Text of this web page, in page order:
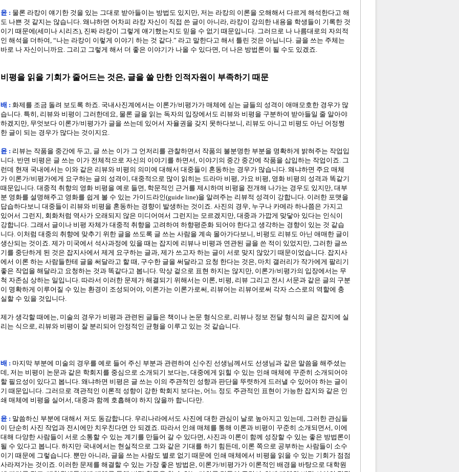
윤 : 물론 라캉이 얘기한 것을 있는 그대로 받아들이는 방법도 있지만, 저는 라캉의 이론을 오해해서 다르게 해석한다고 해
도 나쁜 것 같지는 않습니다. 왜냐하면 어차피 라캉 자신이 직접 쓴 글이 아니라, 라캉이 강의한 내용을 학생들이 기록한 것
이기 때문에(세미나 시리즈), 진짜 라캉이 그렇게 얘기했는지도 믿을 수 없기 때문입니다. 그러므로 나 나름대로의 자의적
인 해석을 더하여, “나는 라캉이 이렇게 이야기 하는 것 같다.” 라고 말한다고 해서 틀린 것은 아닙니다. 글을 쓰는 주체는
바로 나 자신이니까요. 그리고 그렇게 해서 더 좋은 이야기가 나올 수 있다면, 더 나은 방법론이 될 수도 있겠죠.
비평을 읽을 기회가 줄어드는 것은, 글을 쓸 만한 인적자원이 부족하기 때문
배 : 화제를 조금 돌려 보도록 하죠. 국내사진계에서는 이론가/비평가가 매체에 싣는 글들의 성격이 애매모호한 경우가 많
습니다. 특히, 리뷰와 비평이 그러한데요, 물론 글을 읽는 독자의 입장에서도 리뷰와 비평을 구분하여 받아들일 줄 알아야
하겠지만, 무엇보다 이론가/비평가가 글을 쓰는데 있어서 자율권을 갖지 못하다보니, 리뷰도 아니고 비평도 아닌 어정쩡
한 글이 되는 경우가 많다는 것이지요.
윤 : 리뷰는 작품을 중간에 두고, 글 쓰는 이가 그 언저리를 관찰하면서 작품의 불분명한 부분을 명확하게 밝혀주는 작업입
니다. 반면 비평은 글 쓰는 이가 전체적으로 자신의 이야기를 하면서, 이야기의 중간 중간에 작품을 삽입하는 작업이죠. 그
런데 현재 국내에서는 이와 같은 리뷰와 비평의 의미에 대해서 대중들이 혼동하는 경우가 많습니다. 왜냐하면 주요 매체
가 이론가/비평가에게 요구하는 글의 성격이, 대중적으로 많이 읽히는 드라마 비평, 가요 비평, 영화 비평의 성격과 똑같기
때문입니다. 대중적 취향의 영화 비평을 예로 들면, 학문적인 근거를 제시하며 비평을 전개해 나가는 경우도 있지만, 대부
분 영화를 설명해주고 영화를 쉽게 볼 수 있는 가이드라인(guide line)을 알려주는 리뷰적 성격이 강합니다. 이러한 포맷을
답습하다보니 대중들이 리뷰와 비평을 혼동하는 경향이 발생하는 것이죠. 사진의 경우, 누구나 카메라 하나쯤은 가지고
있어서 그런지, 회화처럼 역사가 오래되지 않은 미디어여서 그런지는 모르겠지만, 대중과 가깝게 맞닿아 있다는 인식이
강합니다. 그래서 글이나 비평 자체가 대중적 취향을 고려하여 하향평준화 되어야 한다고 생각하는 경향이 있는 것 같습
니다. 이처럼 대중의 취향에 맞추기 위한 글을 쓰도록 글 쓰는 사람을 계속 몰아가다보니, 비평도 리뷰도 아닌 애매한 글이
생산되는 것이죠. 제가 미국에서 석사과정에 있을 때는 잡지에 리뷰나 비평과 연관된 글을 쓴 적이 있었지만, 그러한 글쓰
기를 중단하게 된 것은 잡지사에서 제게 요구하는 글과, 제가 쓰고자 하는 글이 서로 맞지 않았기 때문이었습니다. 잡지사
에서 이론 하는 사람들한테 글을 써달라고 할 때, 구수한 글을 써달라고 요청 한다는 것은, 마치 갤러리가 작가에게 팔리기
좋은 작업을 해달라고 요청하는 것과 똑같다고 봅니다. 막상 겉으로 표현 하지는 않지만, 이론가/비평가의 입장에서는 무
척 자존심 상하는 일입니다. 따라서 이러한 문제가 해결되기 위해서는 이론, 비평, 리뷰 그리고 전시 서문과 같은 글의 구분
이 명확하게 이루어질 수 있는 환경이 조성되어야, 이론가는 이론가로써, 리뷰어는 리뷰어로써 각자 스스로의 역할에 충
실할 수 있을 것입니다.
제가 생각할 때에는, 미술의 경우가 비평과 관련된 글들은 책이나 논문 형식으로, 리뷰나 정보 전달 형식의 글은 잡지에 실
리는 식으로, 리뷰와 비평이 잘 분리되어 안정적인 균형을 이루고 있는 것 같습니다.
배 : 마지막 부분에 미술의 경우를 예로 들어 주신 부분과 관련하여 신수진 선생님께서도 선생님과 같은 말씀을 해주셨는
데, 저는 비평이 논문과 같은 학회지를 중심으로 소개되기 보다는, 대중에게 읽힐 수 있는 인쇄 매체에 꾸준히 소개되어야
할 필요성이 있다고 봅니다. 왜냐하면 비평은 글 쓰는 이의 주관적인 성향과 판단을 뚜렷하게 드러낼 수 있어야 하는 글이
기 때문입니다. 그러므로 객관적인 이론적 성향이 강한 학회지 보다는, 어느 정도 주관적인 표현이 가능한 잡지와 같은 인
쇄 매체에 비평을 실어서, 대중과 함께 호흡해야 하지 않을까 합니다만.
윤 : 말씀하신 부분에 대해서 저도 동감합니다. 우리나라에서도 사진에 대한 관심이 날로 높아지고 있는데, 그러한 관심들
이 단순히 사진 작업과 전시에만 치우친다면 안 되겠죠. 따라서 인쇄 매체를 통해 이론과 비평이 꾸준히 소개되면서, 이에
대해 다양한 사람들이 서로 소통할 수 있는 계기를 만들어 갈 수 있다면, 사진과 이론이 함께 성장할 수 있는 좋은 방법론이
될 수 있다고 봅니다. 하지만 국내에서는 현실적으로 그와 같은 기대를 하기 힘든데, 이론 쪽으로 공부하는 사람들이 소수
이기 때문에 그렇습니다. 뿐만 아니라, 글을 쓰는 사람도 별로 없기 때문에 인쇄 매체에서 비평을 읽을 수 있는 기회가 점점
사라져가는 것이죠. 이러한 문제를 해결할 수 있는 가장 좋은 방법은, 이론가/비평가가 이론적인 배경을 바탕으로 대학원